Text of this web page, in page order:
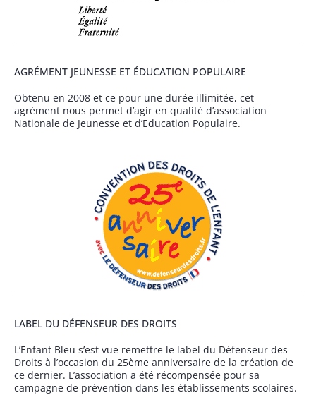
AGRÉMENT JEUNESSE ET ÉDUCATION POPULAIRE
Obtenu en 2008 et ce pour une durée illimitée, cet
agrément nous permet d’agir en qualité d’association
Nationale de Jeunesse et d’Education Populaire.
LABEL DU DÉFENSEUR DES DROITS
L’Enfant Bleu s’est vue remettre le label du Défenseur des
Droits à l’occasion du 25ème anniversaire de la création de
ce dernier. L’association a été récompensée pour sa
campagne de prévention dans les établissements scolaires.